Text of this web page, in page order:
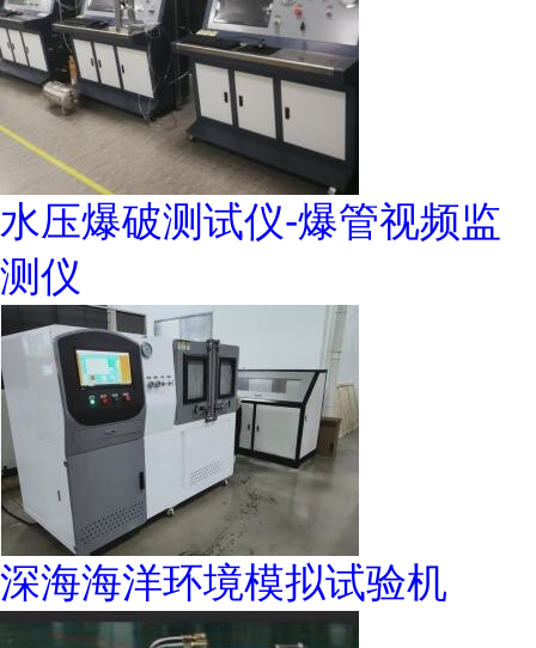
水压爆破测试仪-爆管视频监
测仪
深海海洋环境模拟试验机